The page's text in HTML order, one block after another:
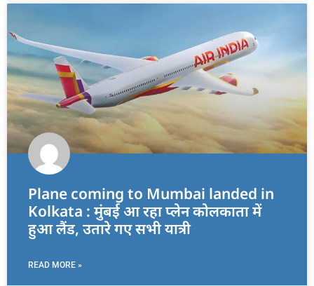
Plane coming to Mumbai landed in
Kolkata : मुंबई आ रहा प्लेन कोलकाता में
हुआ लैंड, उतारे गए सभी यात्री
READ MORE »